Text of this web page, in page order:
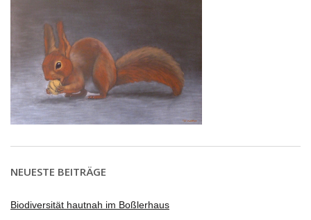
NEUESTE BEITRÄGE
Biodiversität hautnah im Boßlerhaus